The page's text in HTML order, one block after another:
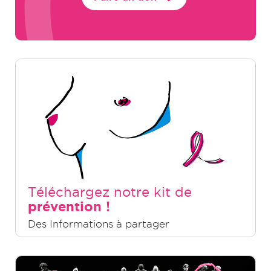
Téléchargez notre kit de
prévention !
Des Informations à partager